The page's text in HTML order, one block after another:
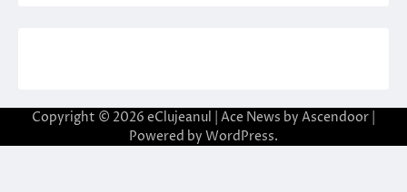
Copyright © 2026 eClujeanul | Ace News by Ascendoor
Powered by WordPress.